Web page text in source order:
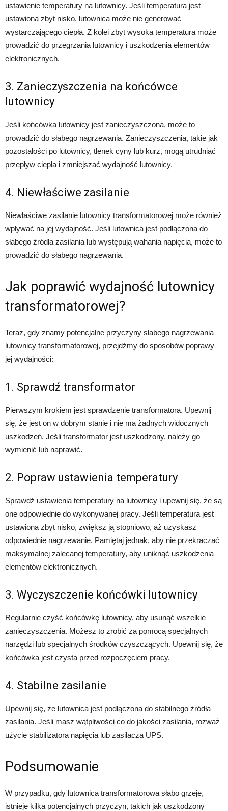
ustawienie temperatury na lutownicy. Jeśli temperatura jest
ustawiona zbyt nisko, lutownica może nie generować
wystarczającego ciepła. Z kolei zbyt wysoka temperatura może
prowadzić do przegrzania lutownicy i uszkodzenia elementów
elektronicznych.
3. Zanieczyszczenia na końcówce
lutownicy
Jeśli końcówka lutownicy jest zanieczyszczona, może to
prowadzić do słabego nagrzewania. Zanieczyszczenia, takie jak
pozostałości po lutownicy, tlenek cyny lub kurz, mogą utrudniać
przepływ ciepła i zmniejszać wydajność lutownicy.
4. Niewłaściwe zasilanie
Niewłaściwe zasilanie lutownicy transformatorowej może również
wpływać na jej wydajność. Jeśli lutownica jest podłączona do
słabego źródła zasilania lub występują wahania napięcia, może to
prowadzić do słabego nagrzewania.
Jak poprawić wydajność lutownicy
transformatorowej?
Teraz, gdy znamy potencjalne przyczyny słabego nagrzewania
lutownicy transformatorowej, przejdźmy do sposobów poprawy
jej wydajności:
1. Sprawdź transformator
Pierwszym krokiem jest sprawdzenie transformatora. Upewnij
się, że jest on w dobrym stanie i nie ma żadnych widocznych
uszkodzeń. Jeśli transformator jest uszkodzony, należy go
wymienić lub naprawić.
2. Popraw ustawienia temperatury
Sprawdź ustawienia temperatury na lutownicy i upewnij się, że są
one odpowiednie do wykonywanej pracy. Jeśli temperatura jest
ustawiona zbyt nisko, zwiększ ją stopniowo, aż uzyskasz
odpowiednie nagrzewanie. Pamiętaj jednak, aby nie przekraczać
maksymalnej zalecanej temperatury, aby uniknąć uszkodzenia
elementów elektronicznych.
3. Wyczyszczenie końcówki lutownicy
Regularnie czyść końcówkę lutownicy, aby usunąć wszelkie
zanieczyszczenia. Możesz to zrobić za pomocą specjalnych
narzędzi lub specjalnych środków czyszczących. Upewnij się, że
końcówka jest czysta przed rozpoczęciem pracy.
4. Stabilne zasilanie
Upewnij się, że lutownica jest podłączona do stabilnego źródła
zasilania. Jeśli masz wątpliwości co do jakości zasilania, rozważ
użycie stabilizatora napięcia lub zasilacza UPS.
Podsumowanie
W przypadku, gdy lutownica transformatorowa słabo grzeje,
istnieje kilka potencjalnych przyczyn, takich jak uszkodzony